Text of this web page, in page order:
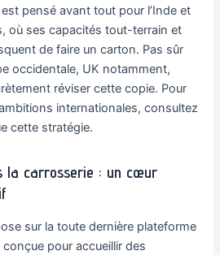
pensé avant tout pour l’Inde et
où ses capacités tout-terrain et
de faire un carton. Pas sûr
occidentale, UK notamment,
réviser cette copie. Pour
internationales, consultez
cette stratégie.
la carrosserie : un cœur
sur la toute dernière plateforme
pour accueillir des